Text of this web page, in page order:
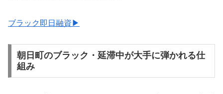
ブラック即日融資▶
朝日町のブラック・延滞中が大手に弾かれる仕
組み